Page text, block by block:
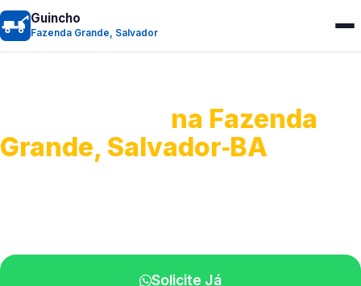
Guincho
Fazenda Grande, Salvador
na Fazenda
Grande, Salvador‑BA
Solicite Já